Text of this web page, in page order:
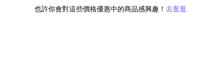
也許你會對這些價格優惠中的商品感興趣！ 去逛逛